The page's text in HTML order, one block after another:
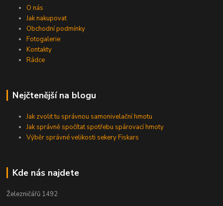
O nás
Jak nakupovat
Obchodní podmínky
Fotogalerie
Kontakty
Rádce
Nejčtenější na blogu
Jak zvolit tu správnou samonivelační hmotu
Jak správně spočítat spotřebu spárovací hmoty
Výběr správné velikosti sekery Fiskars
Kde nás najdete
Železničářů 1492